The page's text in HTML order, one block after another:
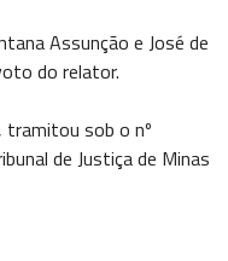
Assunção e José de
do relator.
tramitou sob o nº
de Justiça de Minas